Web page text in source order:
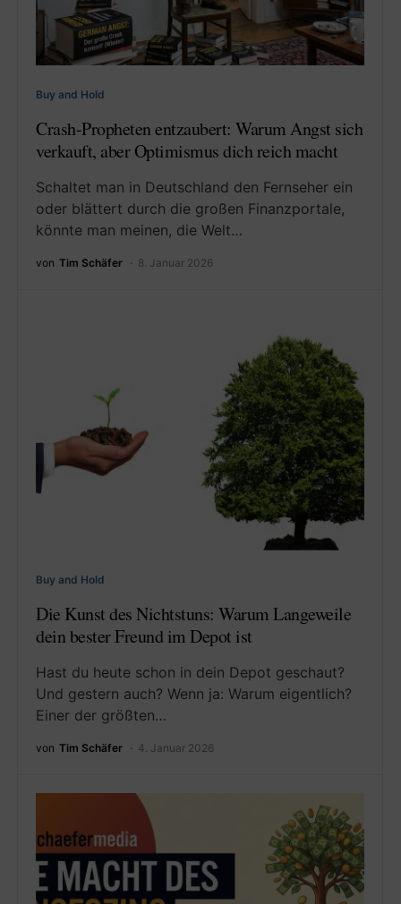
Buy and Hold
Crash-Propheten entzaubert: Warum Angst sich
verkauft, aber Optimismus dich reich macht
Schaltet man in Deutschland den Fernseher ein
oder blättert durch die großen Finanzportale,
könnte man meinen, die Welt…
von Tim Schäfer 8. Januar 2026
Buy and Hold
Die Kunst des Nichtstuns: Warum Langeweile
dein bester Freund im Depot ist
Hast du heute schon in dein Depot geschaut?
Und gestern auch? Wenn ja: Warum eigentlich?
Einer der größten…
von Tim Schäfer 4. Januar 2026